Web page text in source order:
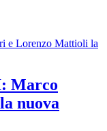
Marco
nuova